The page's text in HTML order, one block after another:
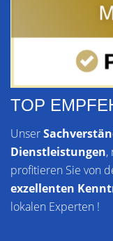
TOP
Unser
Dienstleistungen,
profitieren Sie von
exzellenten
lokalen Experten !